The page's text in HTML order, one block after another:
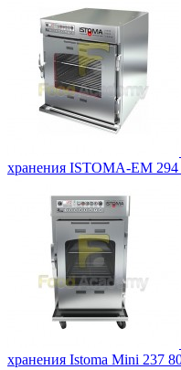
хранения ISTOMA-EM
хранения Istoma Mini 237